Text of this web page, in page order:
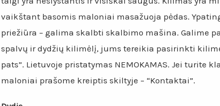
vaikštant basomis maloniai masažuoja pėdas.
priežiūra – galima skalbti skalbimo mašina. Galime
spalvų ir dydžių kilimėlį, jums tereikia pasirinkti
pats”. Lietuvoje pristatymas NEMOKAMAS. Jei turite
maloniai prašome kreiptis skiltyje – “Kontaktai”.